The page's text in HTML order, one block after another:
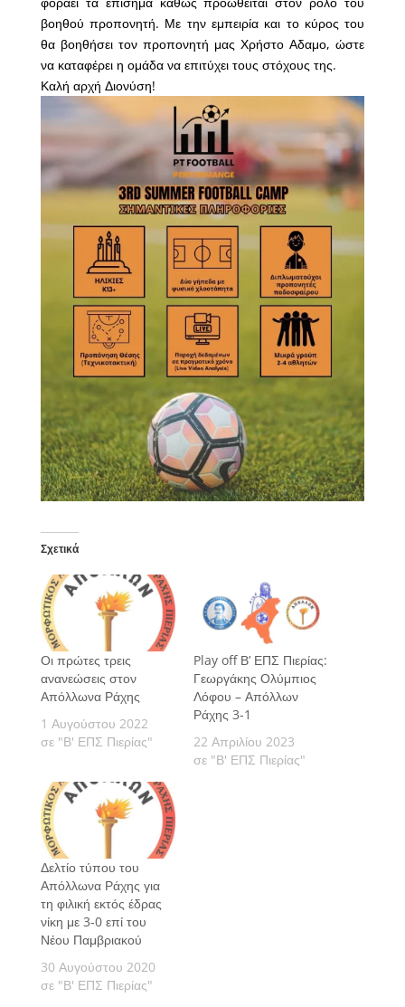
βοηθού προπονητή. Με την εμπειρία και το κύρος του
θα βοηθήσει τον προπονητή μας Χρήστο Αδαμο, ώστε
να καταφέρει η ομάδα να επιτύχει τους στόχους της.
Καλή αρχή Διονύση!
Σχετικά
Οι πρώτες τρεις
ανανεώσεις στον
Απόλλωνα Ράχης
1 Αυγούστου 2022
σε "Β' ΕΠΣ Πιερίας"
Play off Β’ ΕΠΣ Πιερίας:
Γεωργάκης Ολύμπιος
Λόφου – Απόλλων
Ράχης 3-1
22 Απριλίου 2023
σε "Β' ΕΠΣ Πιερίας"
Δελτίο τύπου του
Απόλλωνα Ράχης για
τη φιλική εκτός έδρας
νίκη με 3-0 επί του
Νέου Παμβριακού
30 Αυγούστου 2020
σε "Β' ΕΠΣ Πιερίας"